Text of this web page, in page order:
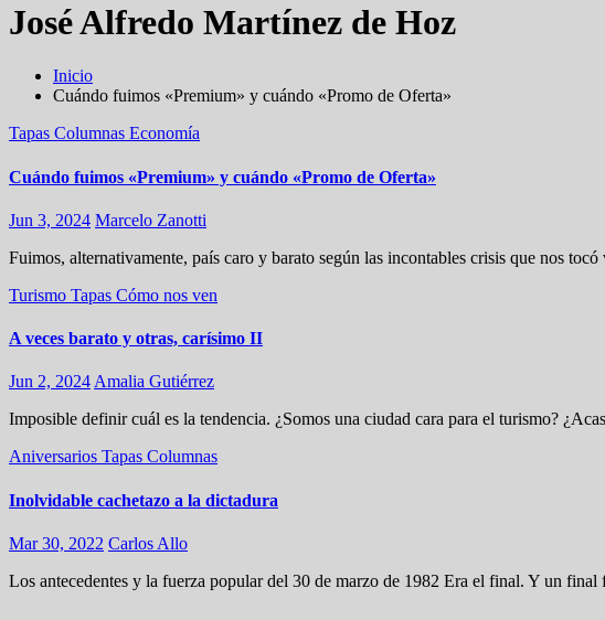
José Alfredo Martínez de Hoz
Inicio
Cuándo fuimos «Premium» y cuándo «Promo de Oferta»
Tapas Columnas Economía
Cuándo fuimos «Premium» y cuándo «Promo de Oferta»
Jun 3, 2024 Marcelo Zanotti
Fuimos, alternativamente, país caro y barato según las incontables crisis que nos
Turismo Tapas Cómo nos ven
A veces barato y otras, carísimo II
Jun 2, 2024Amalia Gutiérrez
Imposible definir cuál es la tendencia. ¿Somos una ciudad cara para el turismo?
Aniversarios Tapas Columnas
Inolvidable cachetazo a la dictadura
Mar 30, 2022 Carlos Allo
Los antecedentes y la fuerza popular del 30 de marzo de 1982 Era el final. Y un